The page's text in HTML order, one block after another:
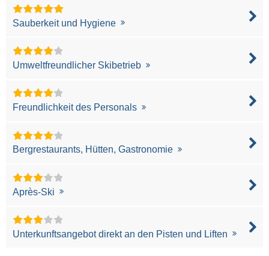
Sauberkeit und Hygiene
Umweltfreundlicher Skibetrieb
Freundlichkeit des Personals
Bergrestaurants, Hütten, Gastronomie
Après-Ski
Unterkunftsangebot direkt an den Pisten und Liften